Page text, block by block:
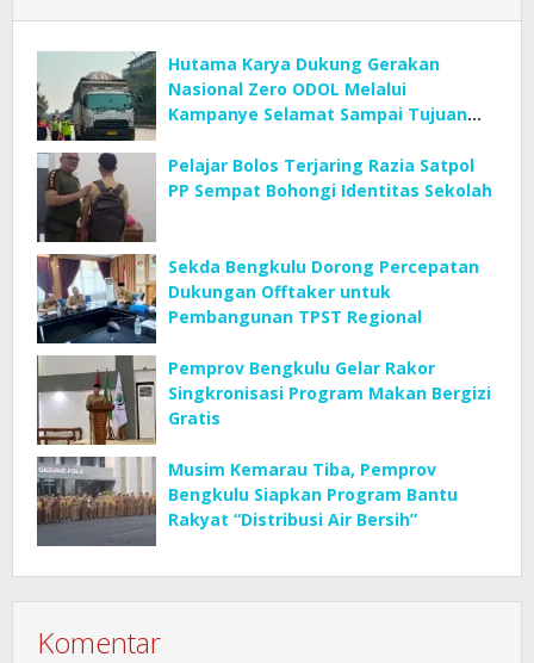
Hutama Karya Dukung Gerakan
Nasional Zero ODOL Melalui
Kampanye Selamat Sampai Tujuan
Pelajar Bolos Terjaring Razia Satpol
PP Sempat Bohongi Identitas Sekolah
Sekda Bengkulu Dorong Percepatan
Dukungan Offtaker untuk
Pembangunan TPST Regional
Pemprov Bengkulu Gelar Rakor
Singkronisasi Program Makan Bergizi
Gratis
Musim Kemarau Tiba, Pemprov
Bengkulu Siapkan Program Bantu
Rakyat “Distribusi Air Bersih”
Komentar